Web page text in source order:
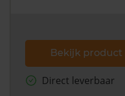
Bekijk product
Direct leverbaar